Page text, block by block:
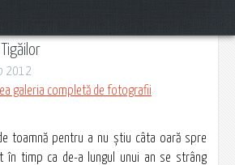
2012
galeria completă de fotografii
toamnă pentru a nu ştiu câta oară spre
în timp ca de-a lungul unui an se strâng